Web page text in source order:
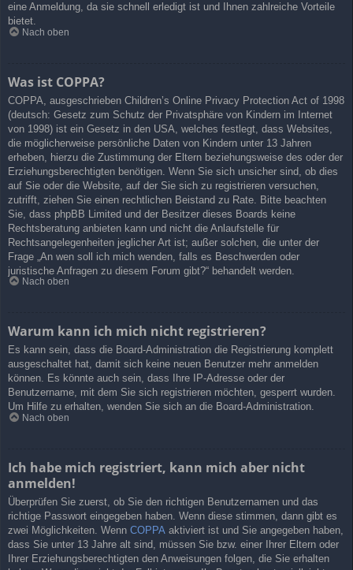
eine Anmeldung, da sie schnell erledigt ist und Ihnen zahlreiche Vorteile
bietet.
Nach oben
Was ist COPPA?
COPPA, ausgeschrieben Children’s Online Privacy Protection Act of 1998
(deutsch: Gesetz zum Schutz der Privatsphäre von Kindern im Internet
von 1998) ist ein Gesetz in den USA, welches festlegt, dass Websites,
die möglicherweise persönliche Daten von Kindern unter 13 Jahren
erheben, hierzu die Zustimmung der Eltern beziehungsweise des oder der
Erziehungsberechtigten benötigen. Wenn Sie sich unsicher sind, ob dies
auf Sie oder die Website, auf der Sie sich zu registrieren versuchen,
zutrifft, ziehen Sie einen rechtlichen Beistand zu Rate. Bitte beachten
Sie, dass phpBB Limited und der Besitzer dieses Boards keine
Rechtsberatung anbieten kann und nicht die Anlaufstelle für
Rechtsangelegenheiten jeglicher Art ist; außer solchen, die unter der
Frage „An wen soll ich mich wenden, falls es Beschwerden oder
juristische Anfragen zu diesem Forum gibt?“ behandelt werden.
Nach oben
Warum kann ich mich nicht registrieren?
Es kann sein, dass die Board-Administration die Registrierung komplett
ausgeschaltet hat, damit sich keine neuen Benutzer mehr anmelden
können. Es könnte auch sein, dass Ihre IP-Adresse oder der
Benutzername, mit dem Sie sich registrieren möchten, gesperrt wurden.
Um Hilfe zu erhalten, wenden Sie sich an die Board-Administration.
Nach oben
Ich habe mich registriert, kann mich aber nicht
anmelden!
Überprüfen Sie zuerst, ob Sie den richtigen Benutzernamen und das
richtige Passwort eingegeben haben. Wenn diese stimmen, dann gibt es
zwei Möglichkeiten. Wenn COPPA aktiviert ist und Sie angegeben haben,
dass Sie unter 13 Jahre alt sind, müssen Sie bzw. einer Ihrer Eltern oder
Ihrer Erziehungsberechtigten den Anweisungen folgen, die Sie erhalten